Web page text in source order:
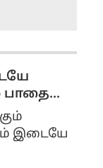
பாதை
இடையே